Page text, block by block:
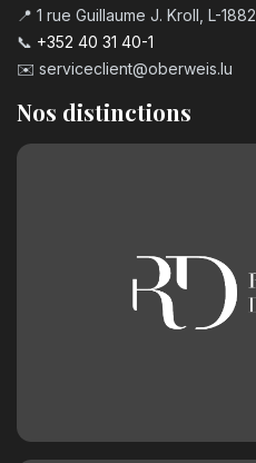
📍 1 rue Guillaume J. Kroll, L-
📞 +352 40 31 40-1
✉️ serviceclient@oberweis.lu
Nos distinctions